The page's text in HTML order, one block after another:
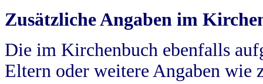
Zusätzliche Angaben im
Die im Kirchenbuch ebenfalls
Eltern oder weitere Angaben wie